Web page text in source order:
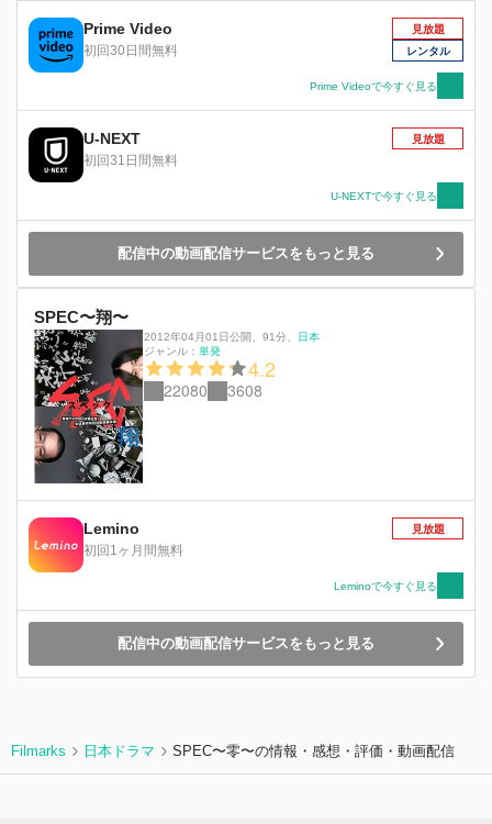
Prime Video
初回30日間無料
見放題
レンタル
Prime Videoで今すぐ見る
U-NEXT
初回31日間無料
見放題
U-NEXTで今すぐ見る
配信中の動画配信サービスをもっと見る
SPEC〜翔〜
2012年04月01日公開 91分
日本
ジャンル： 単発
4.2
22080 3608
Lemino
初回1ヶ月間無料
見放題
Leminoで今すぐ見る
配信中の動画配信サービスをもっと見る
Filmarks 日本ドラマ SPEC〜零〜の情報・感想・評価・動画配信